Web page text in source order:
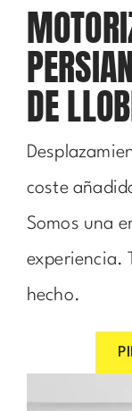
DE
coste
Somos una
experiencia.
hecho.